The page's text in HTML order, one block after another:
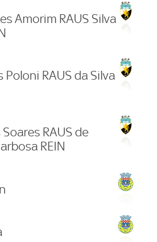
Amorim RAUS Silva
Poloni RAUS da Silva
RAUS de
REIN